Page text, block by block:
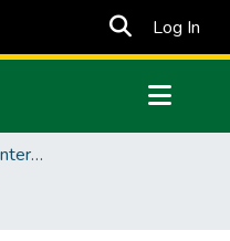
Log In
Facultad de Comercio Internacional, Integración, Administración y Economía Empresarial